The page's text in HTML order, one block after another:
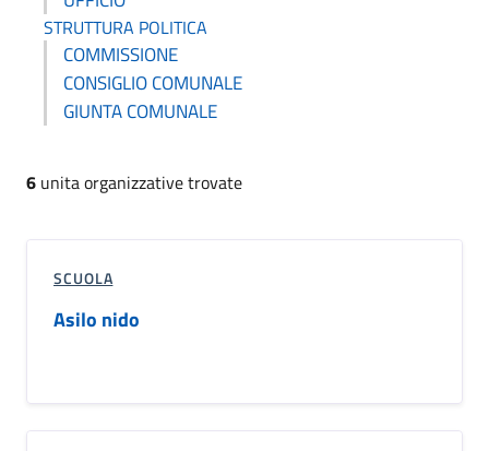
STRUTTURA POLITICA
COMMISSIONE
CONSIGLIO COMUNALE
GIUNTA COMUNALE
6 unita organizzative trovate
SCUOLA
Asilo nido